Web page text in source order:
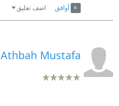
أوافق اضف تعليق
Athbah Mustafa